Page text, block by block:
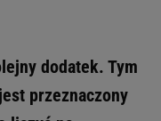
dodatek. Tym
przeznaczony